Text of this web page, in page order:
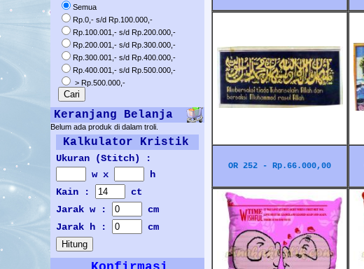
Semua
Rp.0,- s/d Rp.100.000,-
Rp.100.001,- s/d Rp.200.000,-
Rp.200.001,- s/d Rp.300.000,-
Rp.300.001,- s/d Rp.400.000,-
Rp.400.001,- s/d Rp.500.000,-
> Rp.500.000,-
Keranjang Belanja
Belum ada produk di dalam troli.
Kalkulator Kristik
Ukuran (Stitch) :
w x
h
Kain :
ct
Jarak w :
cm
Jarak h :
cm
OR 252 - Rp.66.000,00